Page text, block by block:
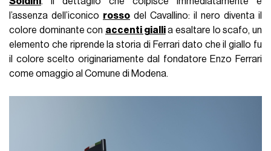
l’assenza dell’iconico rosso del Cavallino: il nero diventa il
colore dominante con accenti giallia esaltare lo scafo, un
elemento che riprende la storia di Ferrari dato che il giallo fu
il colore scelto originariamente dal fondatore Enzo Ferrari
come omaggio al Comune di Modena.